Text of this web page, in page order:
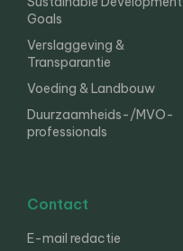
Goals
Verslaggeving &
Transparantie
Voeding & Landbouw
Duurzaamheids-/MVO-
professionals
Contact
E-mail redactie